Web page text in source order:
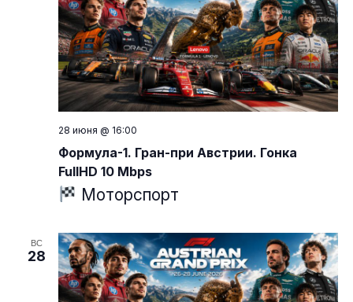
28 июня @ 16:00
Формула-1. Гран-при Австрии. Гонка
FullHD 10 Mbps
Моторспорт
ВС
28